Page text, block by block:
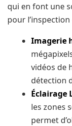
qui en font une
pour
Imagerie
vidéos de
détection
Éclairage
les zones
permet